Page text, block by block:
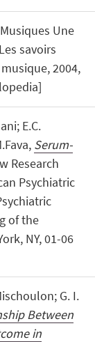
Une
savoirs
2004,
E.C.
Serum-
Research
Psychiatric
of the
NY, 01-06
G. I.
Between
in